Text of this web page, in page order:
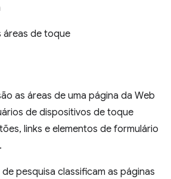
áreas de toque
as áreas de uma página da Web
de dispositivos de toque
links e elementos de formulário
pesquisa classificam as páginas